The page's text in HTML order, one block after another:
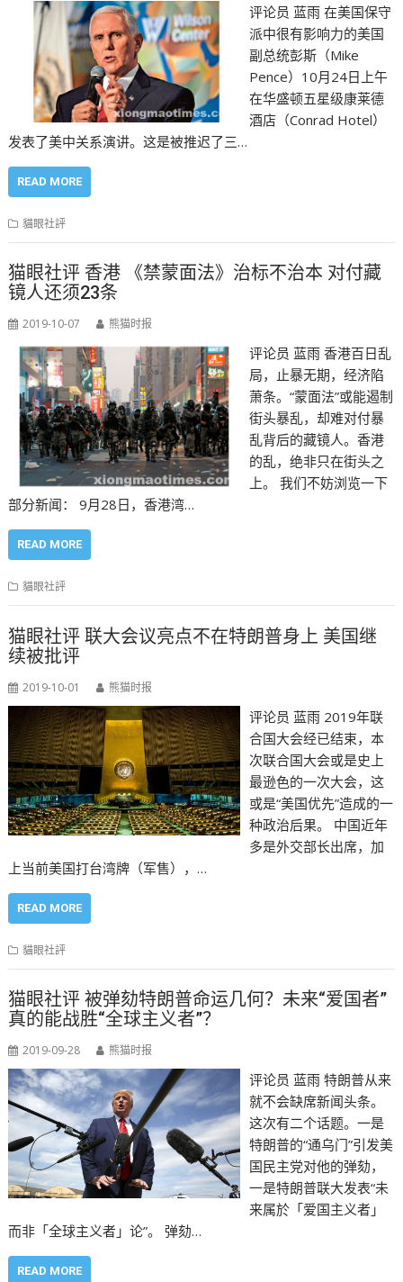
评论员 蓝雨 在美国保守
派中很有影响力的美国
副总统彭斯（Mike
Pence）10月24日上午
在华盛顿五星级康莱德
酒店（Conrad Hotel）
发表了美中关系演讲。这是被推迟了三…
READ MORE
貓眼社評
猫眼社评 香港 《禁蒙面法》治标不治本 对付藏
镜人还须23条
2019-10-07 熊猫时报
评论员 蓝雨 香港百日乱
局，止暴无期，经济陷
萧条。“蒙面法”或能遏制
街头暴乱，却难对付暴
乱背后的藏镜人。香港
的乱，绝非只在街头之
上。 我们不妨浏览一下
部分新闻： 9月28日，香港湾…
READ MORE
貓眼社評
猫眼社评 联大会议亮点不在特朗普身上 美国继
续被批评
2019-10-01 熊猫时报
评论员 蓝雨 2019年联
合国大会经已结束，本
次联合国大会或是史上
最逊色的一次大会，这
或是“美国优先”造成的一
种政治后果。 中国近年
多是外交部长出席，加
上当前美国打台湾牌（军售），…
READ MORE
貓眼社評
猫眼社评 被弹劾特朗普命运几何？未来“爱国者”
真的能战胜“全球主义者”？
2019-09-28 熊猫时报
评论员 蓝雨 特朗普从来
就不会缺席新闻头条。
这次有二个话题。一是
特朗普的“通乌门”引发美
国民主党对他的弹劾，
一是特朗普联大发表“未
来属於「爱国主义者」
而非「全球主义者」论”。 弹劾…
READ MORE